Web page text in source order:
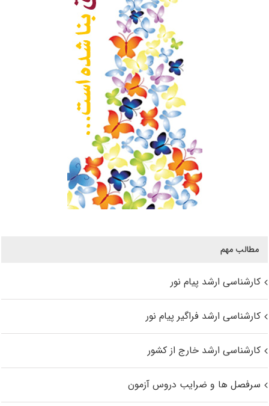
مطالب مهم
کارشناسی ارشد پیام نور
کارشناسی ارشد فراگیر پیام نور
کارشناسی ارشد خارج از کشور
سرفصل ها و ضرایب دروس آزمون